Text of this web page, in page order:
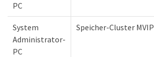
PC
System
Administrator-
PC
Speicher-Cluster MVIP